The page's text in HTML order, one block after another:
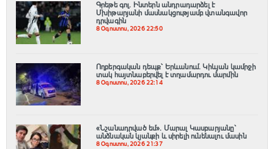
Գրեթե գոլ. Ինտերն անդրադարձել է
Մխիթարյանի մասնակցությամբ վտանգավոր
դրվագին
8 Օգոստոս, 2026 22:50
Ողբերգական դեպք՝ Երևանում․ Կիևյան կամրջի
տակ հայտնաբերվել է տղամարդու մարմին
8 Օգոստոս, 2026 22:14
«Նշանադրված եմ». Մարալ Կասբարյանը՝
անձնական կյանքի և սիրելի ունենալու մասին
8 Օգոստոս, 2026 21:37